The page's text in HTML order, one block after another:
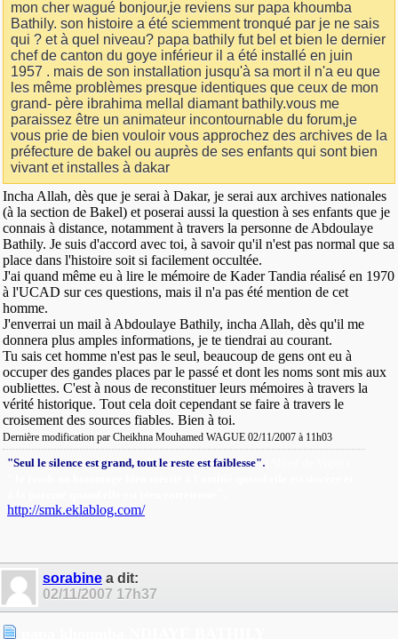
mon cher wagué bonjour,je reviens sur papa khoumba
Bathily. son histoire a été sciemment tronqué par je ne sais
qui ? et à quel niveau? papa bathily fut bel et bien le dernier
chef de canton du goye inférieur il a été installé en juin
1957 . mais de son installation jusqu'à sa mort il n'a eu que
les même problèmes presque identiques que ceux de mon
grand- père ibrahima mellal diamant bathily.vous me
paraissez être un animateur incontournable du forum,je
vous prie de bien vouloir vous approchez des archives de la
préfecture de bakel ou auprès de ses enfants qui sont bien
vivant et installes à dakar
Incha Allah, dès que je serai à Dakar, je serai aux archives nationales
(à la section de Bakel) et poserai aussi la question à ses enfants que je
connais à distance, notamment à travers la personne de Abdoulaye
Bathily. Je suis d'accord avec toi, à savoir qu'il n'est pas normal que sa
place dans l'histoire soit si facilement occultée.
J'ai quand même eu à lire le mémoire de Kader Tandia réalisé en 1970
à l'UCAD sur ces questions, mais il n'a pas été mention de cet
homme.
J'enverrai un mail à Abdoulaye Bathily, incha Allah, dès qu'il me
donnera plus amples informations, je te tiendrai au courant.
Tu sais cet homme n'est pas le seul, beaucoup de gens ont eu à
occuper des gandes places par le passé et dont les noms sont mis aux
oubliettes. C'est à nous de reconstituer leurs mémoires à travers la
vérité historique. Tout cela doit cependant se faire à travers le
croisement des sources fiables. Bien à toi.
Dernière modification par Cheikhna Mouhamed WAGUE 02/11/2007 à 11h03
"Seul le silence est grand, tout le reste est faiblesse".
http://smk.eklablog.com/
sorabine a dit:
02/11/2007 17h37